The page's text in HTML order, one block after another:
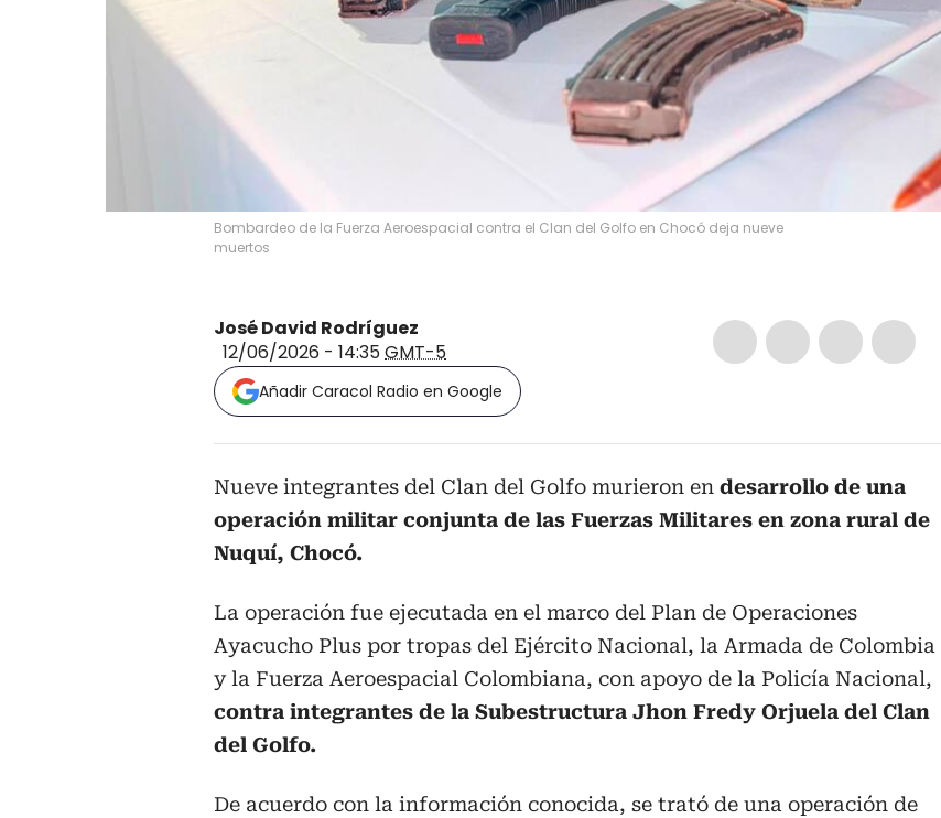
Bombardeo de la Fuerza Aeroespacial contra el Clan del Golfo en Chocó deja nueve
muertos
José David Rodríguez
12/06/2026 - 14:35GMT-5
Añadir Caracol Radio en Google
Nueve integrantes del Clan del Golfo murieron en desarrollo de una
operación militar conjunta de las Fuerzas Militares en zona rural de
Nuquí, Chocó.
La operación fue ejecutada en el marco del Plan de Operaciones
Ayacucho Plus por tropas del Ejército Nacional, la Armada de Colombia
y la Fuerza Aeroespacial Colombiana, con apoyo de la Policía Nacional,
contra integrantes de la Subestructura Jhon Fredy Orjuela del Clan
del Golfo.
De acuerdo con la información conocida, se trató de una operación de